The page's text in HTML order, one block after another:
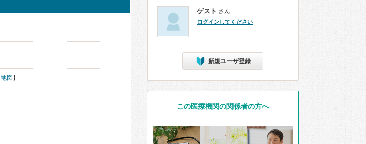
地図 】
ゲスト さん
ログインしてください
新規ユーザ登録
この医療機関の関係者の方へ